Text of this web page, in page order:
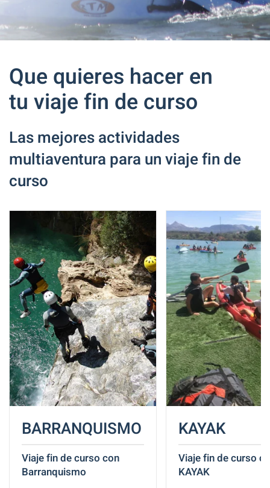
Que quieres hacer en
tu viaje fin de curso
Las mejores actividades
multiaventura para un viaje fin de
curso
BARRANQUISMO
Viaje fin de curso con
Barranquismo
KAYAK
Viaje fin de curso
KAYAK